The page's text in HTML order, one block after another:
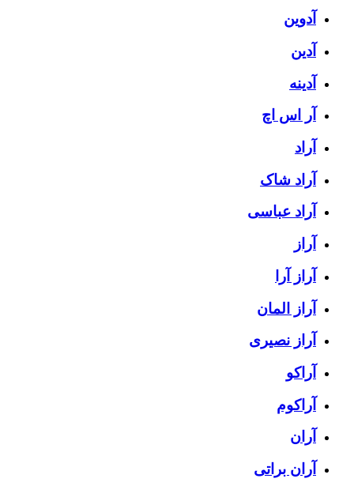
آدوین
آدین
آدینه
آر اس اچ
آراد
آراد شاک
آراد عباسی
آراز
آراز آرا
آراز المان
آراز نصیری
آراکو
آراکوم
آران
آران براتی